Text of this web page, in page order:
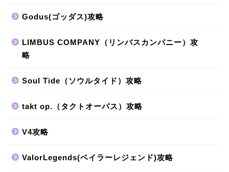
Godus(ゴッダス)攻略
LIMBUS COMPANY（リンバスカンパニー）攻
略
Soul Tide（ソウルタイド）攻略
takt op.（タクトオーパス）攻略
V4攻略
ValorLegends(ベイラーレジェンド)攻略